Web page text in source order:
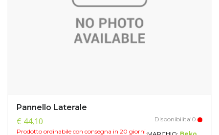
Pannello Laterale
€ 44,10
Disponibilita'0
Prodotto ordinabile con consegna in 20 giorni.